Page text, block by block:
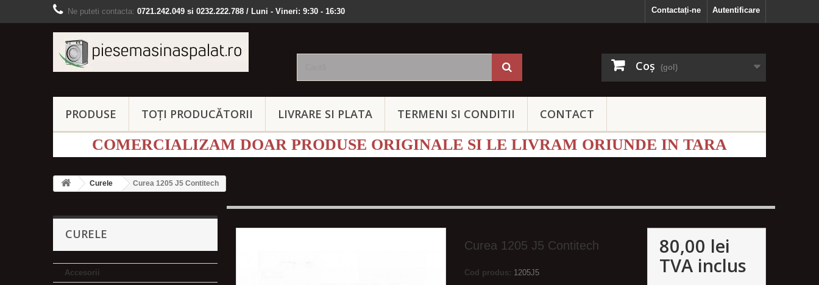
Autentificare
Contactați-ne
Ne puteti contacta: 0721.242.049 si 0232.222.788 / Luni - Vineri: 9:30 - 16:30
Coş (gol)
PRODUSE TOȚI PRODUCĂTORII LIVRARE SI PLATA TERMENI SI CONDITII CONTACT
COMERCIALIZAM DOAR PRODUSE ORIGINALE SI LE LIVRAM ORIUNDE IN TARA
Curele Curea 1205 J5 Contitech
CURELE
Accesorii
Curea 1205 J5 Contitech
Cod produs: 1205J5
80,00 lei
TVA inclus